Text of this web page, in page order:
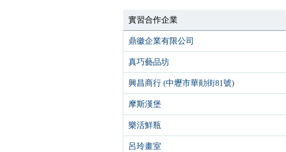
實習合作企業
鼎徽企業有限公司
真巧藝品坊
興昌商行 (中壢市華勛街81號)
摩斯漢堡
樂活鮮瓶
呂玲畫室